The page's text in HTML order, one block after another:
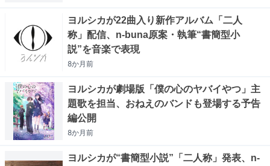
ヨルシカが22曲入り新作アルバム「二人
称」配信、n-buna原案・執筆“書簡型小
説”を音楽で表現
8か月前
ヨルシカが劇場版「僕の心のヤバイやつ」主
題歌を担当、おねえのバンドも登場する予告
編公開
8か月前
ヨルシカが“書簡型小説”「二人称」発表、n-